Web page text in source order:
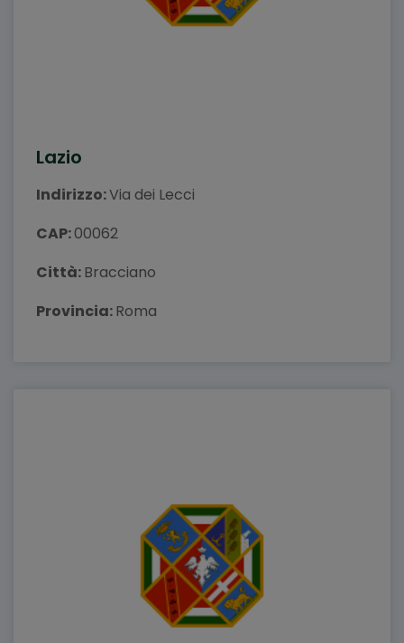
Lazio
Indirizzo:Via dei Lecci
CAP:00062
Città:Bracciano
Provincia:Roma